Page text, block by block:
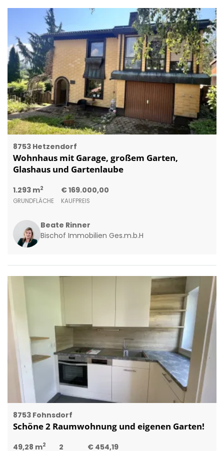
8753 Hetzendorf
Wohnhaus mit Garage, großem Garten,
Glashaus und Gartenlaube
1.293 m2
GRUNDFLÄCHE
€ 169.000,00
KAUFPREIS
Beate Rinner
Bischof Immobilien Ges.m.b.H
8753 Fohnsdorf
Schöne 2 Raumwohnung und eigenen Garten!
49,28 m2 2 € 454,19